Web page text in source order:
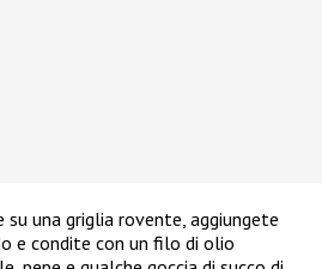
una griglia rovente, aggiungete
e condite con un filo di olio